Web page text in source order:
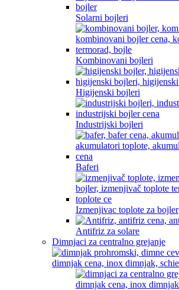
Solarni bojleri
Kombinovani bojleri
Higijenski bojleri
Industrijski bojleri
Baferi
Izmenjivac toplote za bojler
Antifriz za solare
Dimnjaci za centralno grejanje